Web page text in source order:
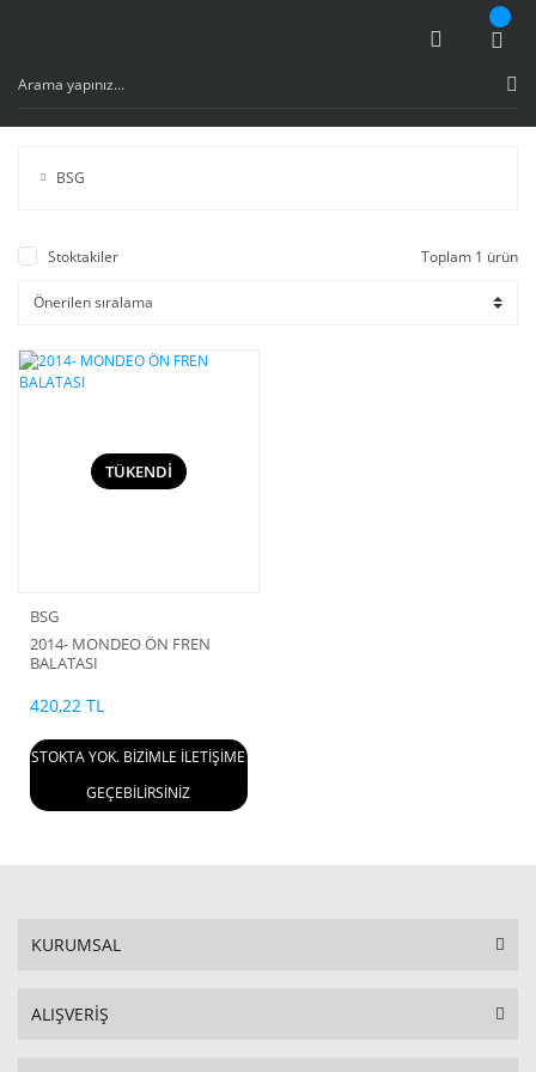
BSG
Stoktakiler Toplam 1 ürün
TÜKENDİ
BSG
2014- MONDEO ÖN FREN
BALATASI
420,22 TL
STOKTA YOK. BİZİMLE İLETİŞİME
GEÇEBİLİRSİNİZ
KURUMSAL
ALIŞVERİŞ